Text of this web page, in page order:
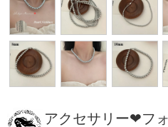
アクセサリー❤フ